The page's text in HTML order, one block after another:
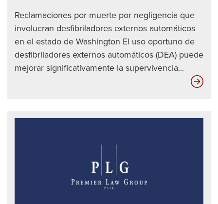
Reclamaciones por muerte por negligencia que
involucran desfibriladores externos automáticos
en el estado de Washington El uso oportuno de
desfibriladores externos automáticos (DEA) puede
mejorar significativamente la supervivencia...
Las